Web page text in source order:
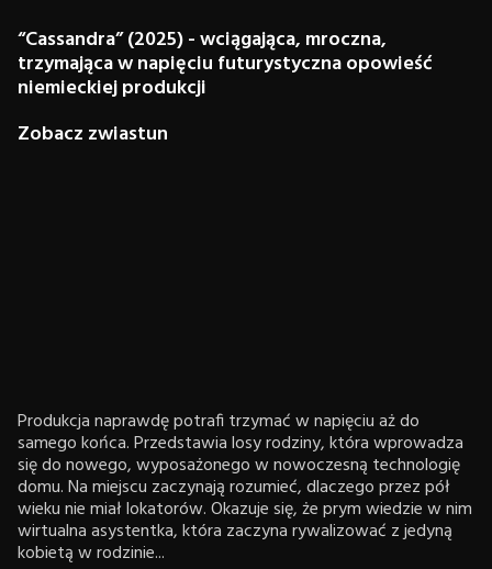
“Cassandra” (2025) - wciągająca, mroczna,
trzymająca w napięciu futurystyczna opowieść
niemieckiej produkcji
Zobacz zwiastun
Produkcja naprawdę potrafi trzymać w napięciu aż do
samego końca. Przedstawia losy rodziny, która wprowadza
się do nowego, wyposażonego w nowoczesną technologię
domu. Na miejscu zaczynają rozumieć, dlaczego przez pół
wieku nie miał lokatorów. Okazuje się, że prym wiedzie w nim
wirtualna asystentka, która zaczyna rywalizować z jedyną
kobietą w rodzinie...